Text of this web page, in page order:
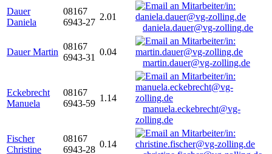
Dauer
Daniela
08167
6943-27
2.01
daniela.dauer@vg-zolling.de
Dauer Martin
08167
6943-31
0.04
martin.dauer@vg-zolling.de
Eckebrecht
Manuela
08167
6943-59
1.14
manuela.eckebrecht@vg-
zolling.de
Fischer
Christine
08167
6943-28
0.14